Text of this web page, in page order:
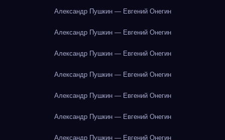
Александр Пушкин — Евгений Онегин
Александр Пушкин — Евгений Онегин
Александр Пушкин — Евгений Онегин
Александр Пушкин — Евгений Онегин
Александр Пушкин — Евгений Онегин
Александр Пушкин — Евгений Онегин
Александр Пушкин — Евгений Онегин